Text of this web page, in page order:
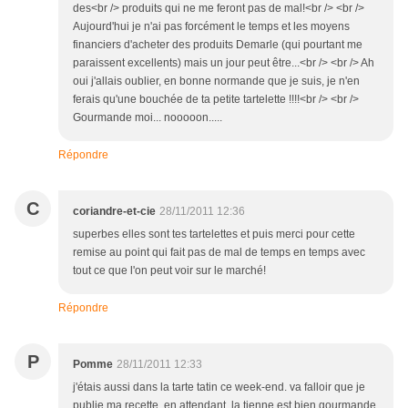
des<br /> produits qui ne me feront pas de mal!<br /> <br />
Aujourd'hui je n'ai pas forcément le temps et les moyens
financiers d'acheter des produits Demarle (qui pourtant me
paraissent excellents) mais un jour peut être...<br /> <br /> Ah
oui j'allais oublier, en bonne normande que je suis, je n'en
ferais qu'une bouchée de ta petite tartelette !!!!<br /> <br />
Gourmande moi... nooooon.....
Répondre
C coriandre-et-cie 28/11/2011 12:36
superbes elles sont tes tartelettes et puis merci pour cette
remise au point qui fait pas de mal de temps en temps avec
tout ce que l'on peut voir sur le marché!
Répondre
P Pomme 28/11/2011 12:33
j'étais aussi dans la tarte tatin ce week-end. va falloir que je
publie ma recette. en attendant, la tienne est bien gourmande